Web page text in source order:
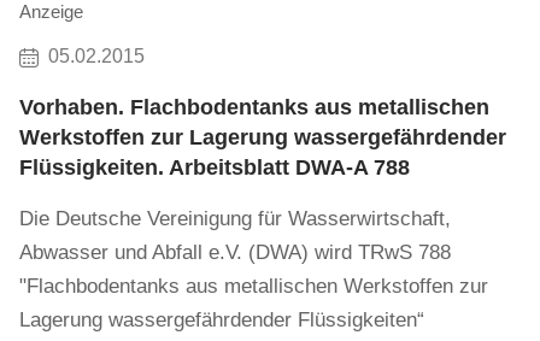
Anzeige
05.02.2015
Vorhaben. Flachbodentanks aus metallischen
Werkstoffen zur Lagerung wassergefährdender
Flüssigkeiten. Arbeitsblatt DWA-A 788
Die Deutsche Vereinigung für Wasserwirtschaft,
Abwasser und Abfall e.V. (DWA) wird TRwS 788
"Flachbodentanks aus metallischen Werkstoffen zur
Lagerung wassergefähr­dender Flüssigkeiten“